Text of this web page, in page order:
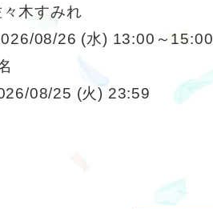
木すみれ
08/26 (水) 13:00～15:00
08/25 (火) 23:59